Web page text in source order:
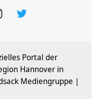
Portal der
Hannover in
Mediengruppe |